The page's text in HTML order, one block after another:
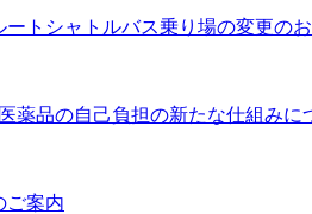
ートシャトルバス乗り場の変更の
薬品の自己負担の新たな仕組みに
案内